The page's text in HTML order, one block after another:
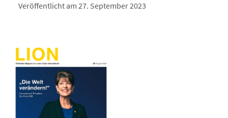
Veröffentlicht am 27. September 2023